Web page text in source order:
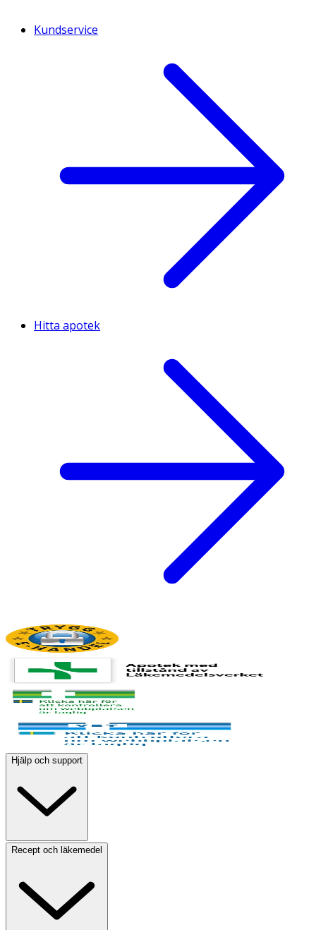
Kundservice
Hitta apotek
Hjälp och support
Recept och läkemedel